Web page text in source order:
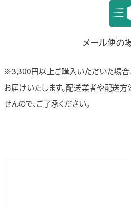
メール便の
※3,300円以上ご購入いただいた場合
お届けいたします。配送業者や配送方
せんので、ご了承ください。